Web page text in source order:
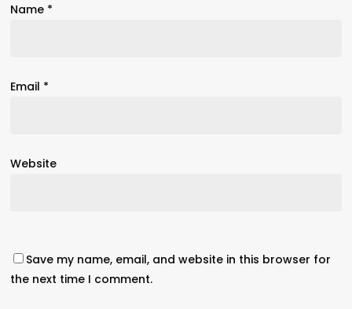
Name *
Email *
Website
Save my name, email, and website in this browser for
the next time I comment.